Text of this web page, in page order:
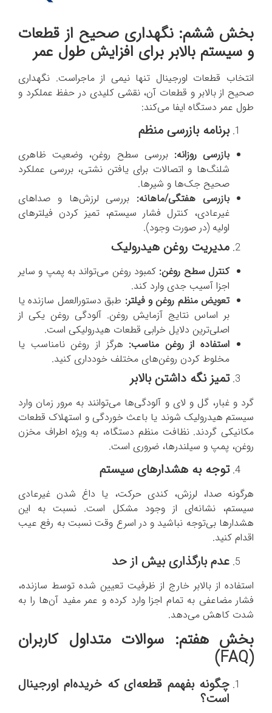
بخش ششم: نگهداری صحیح از قطعات
و سیستم بالابر برای افزایش طول عمر
انتخاب قطعات اورجینال تنها نیمی از ماجراست. نگهداری
صحیح از بالابر و قطعات آن، نقشی کلیدی در حفظ عملکرد و
طول عمر دستگاه ایفا می‌کند:
برنامه بازرسی منظم
بازرسی روزانه: بررسی سطح روغن، وضعیت ظاهری
شلنگ‌ها و اتصالات برای یافتن نشتی، بررسی عملکرد
صحیح جک‌ها و شیرها.
بازرسی هفتگی/ماهانه: بررسی لرزش‌ها و صداهای
غیرعادی، کنترل فشار سیستم، تمیز کردن فیلترهای
اولیه (در صورت وجود).
مدیریت روغن هیدرولیک
کنترل سطح روغن: کمبود روغن می‌تواند به پمپ و سایر
اجزا آسیب جدی وارد کند.
تعویض منظم روغن و فیلتر: طبق دستورالعمل سازنده یا
بر اساس نتایج آزمایش روغن. آلودگی روغن یکی از
اصلی‌ترین دلایل خرابی قطعات هیدرولیکی است.
استفاده از روغن مناسب: هرگز از روغن نامناسب یا
مخلوط کردن روغن‌های مختلف خودداری کنید.
تمیز نگه داشتن بالابر
گرد و غبار، گل و لای و آلودگی‌ها می‌توانند به مرور زمان وارد
سیستم هیدرولیک شوند یا باعث خوردگی و استهلاک قطعات
مکانیکی گردند. نظافت منظم دستگاه، به ویژه اطراف مخزن
روغن، پمپ و سیلندرها، ضروری است.
توجه به هشدارهای سیستم
هرگونه صدا، لرزش، کندی حرکت، یا داغ شدن غیرعادی
سیستم، نشانه‌ای از وجود مشکل است. نسبت به این
هشدارها بی‌توجه نباشید و در اسرع وقت نسبت به رفع عیب
اقدام کنید.
عدم بارگذاری بیش از حد
استفاده از بالابر خارج از ظرفیت تعیین شده توسط سازنده،
فشار مضاعفی به تمام اجزا وارد کرده و عمر مفید آن‌ها را به
شدت کاهش می‌دهد.
بخش هفتم: سوالات متداول کاربران
(
FAQ
)
چگونه بفهمم قطعه‌ای که خریده‌ام اورجینال
است؟